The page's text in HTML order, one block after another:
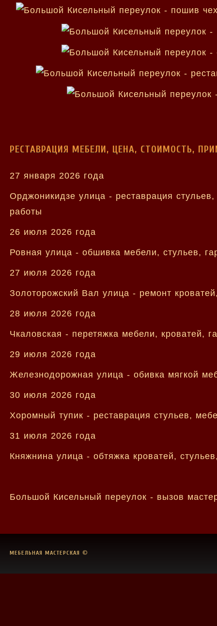
РЕСТАВРАЦИЯ МЕБЕЛИ, ЦЕНА, СТОИМОСТЬ,
27 января 2026 года
Орджоникидзе улица - реставрация
работы
26 июля 2026 года
Ровная улица - обшивка мебели, стульев,
27 июля 2026 года
Золоторожский Вал улица - ремонт
28 июля 2026 года
Чкаловская - перетяжка мебели, кроватей,
29 июля 2026 года
Железнодорожная улица - обивка мягкой
30 июля 2026 года
Хоромный тупик - реставрация стульев,
31 июля 2026 года
Княжнина улица - обтяжка кроватей,
Большой Кисельный переулок - вызов
МЕБЕЛЬНАЯ МАСТЕРСКАЯ ©